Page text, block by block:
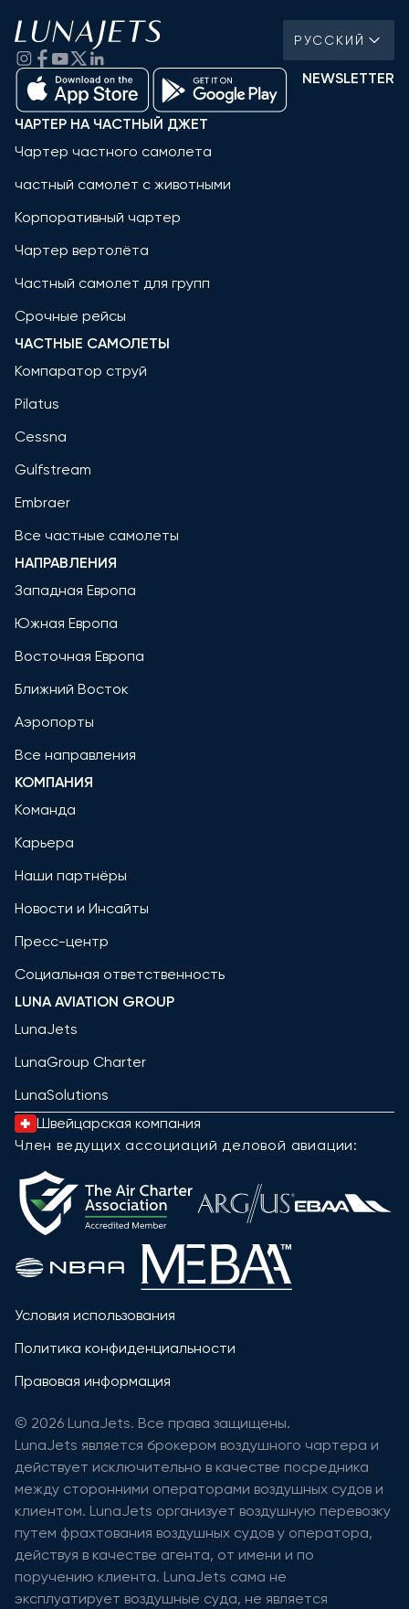
РУССКИЙ
NEWSLETTER
ЧАРТЕР НА ЧАСТНЫЙ ДЖЕТ
Чартер частного самолета
частный самолет с животными
Корпоративный чартер
Чартер вертолёта
Частный самолет для групп
Срочные рейсы
ЧАСТНЫЕ САМОЛЕТЫ
Компаратор струй
Pilatus
Cessna
Gulfstream
Embraer
Все частные самолеты
НАПРАВЛЕНИЯ
Западная Европа
Южная Европа
Восточная Европа
Ближний Восток
Аэропорты
Все направления
КОМПАНИЯ
Команда
Карьера
Наши партнёры
Новости и Инсайты
Пресс-центр
Социальная ответственность
LUNA AVIATION GROUP
LunaJets
LunaGroup Charter
LunaSolutions
Швейцарская компания
Член ведущих ассоциаций деловой авиации:
Условия использования
Политика конфиденциальности
Правовая информация
© 2026 LunaJets. Все права защищены.
LunaJets является брокером воздушного чартера и
действует исключительно в качестве посредника
между сторонними операторами воздушных судов и
клиентом. LunaJets организует воздушную перевозку
путем фрахтования воздушных судов у оператора,
действуя в качестве агента, от имени и по
поручению клиента. LunaJets сама не
эксплуатирует воздушные суда, не является